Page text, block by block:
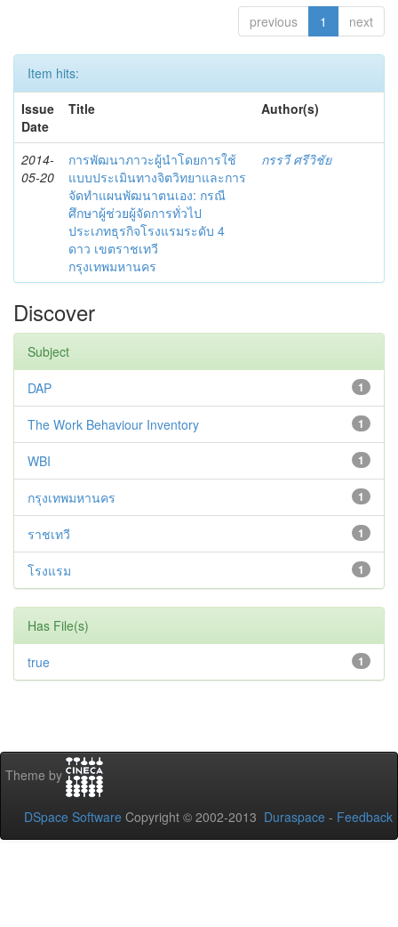
previous 1 next
Item hits:
Issue
Date
Title Author(s)
2014-
05-20
การพัฒนาภาวะผู้นำโดยการใช้
แบบประเมินทางจิตวิทยาและการ
จัดทำแผนพัฒนาตนเอง: กรณี
ศึกษาผู้ช่วยผู้จัดการทั่วไป
ประเภทธุรกิจโรงแรมระดับ 4
ดาว เขตราชเทวี
กรุงเทพมหานคร
กรรวี ศรีวิชัย
Discover
Subject
1
DAP
1
The Work Behaviour Inventory
1
WBI
1
กรุงเทพมหานคร
1
ราชเทวี
1
โรงแรม
Has File(s)
1
true
Theme by
DSpace Software Copyright © 2002-2013 Duraspace - Feedback